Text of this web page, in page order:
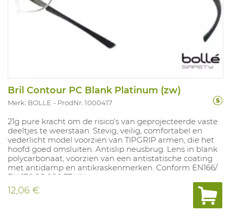
Bril Contour PC Blank Platinum (zw)
Merk: BOLLE ProdNr. 1000417
21g pure kracht om de risico's van geprojecteerde vaste
deeltjes te weerstaan. Stevig, veilig, comfortabel en
vederlicht model voorzien van TIPGRIP armen, die het
hoofd goed omsluiten. Antislip neusbrug. Lens in blank
polycarbonaat, voorzien van een antistatische coating
met antidamp en antikraskenmerken. Conform EN166/
EN 170 2C-1,2 1 FT KN
12,06 €